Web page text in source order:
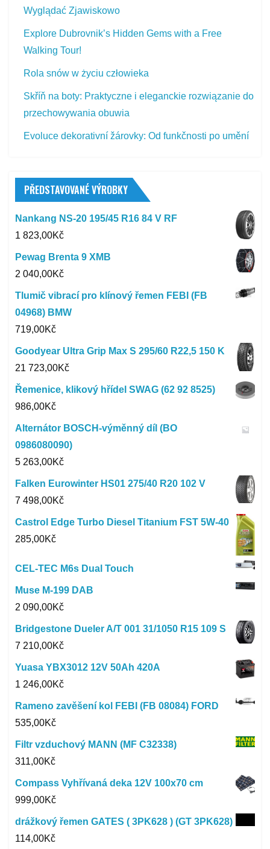
Wyglądać Zjawiskowo
Explore Dubrovnik’s Hidden Gems with a Free
Walking Tour!
Rola snów w życiu człowieka
Skříň na boty: Praktyczne i eleganckie rozwiązanie do
przechowywania obuwia
Evoluce dekorativní žárovky: Od funkčnosti po umění
PŘEDSTAVOVANÉ VÝROBKY
Nankang NS-20 195/45 R16 84 V RF
1 823,00Kč
Pewag Brenta 9 XMB
2 040,00Kč
Tlumič vibrací pro klínový řemen FEBI (FB
04968) BMW
719,00Kč
Goodyear Ultra Grip Max S 295/60 R22,5 150 K
21 723,00Kč
Řemenice, klikový hřídel SWAG (62 92 8525)
986,00Kč
Alternátor BOSCH-výměnný díl (BO
0986080090)
5 263,00Kč
Falken Eurowinter HS01 275/40 R20 102 V
7 498,00Kč
Castrol Edge Turbo Diesel Titanium FST 5W-40
285,00Kč
CEL-TEC M6s Dual Touch
Muse M-199 DAB
2 090,00Kč
Bridgestone Dueler A/T 001 31/1050 R15 109 S
7 210,00Kč
Yuasa YBX3012 12V 50Ah 420A
1 246,00Kč
Rameno zavěšení kol FEBI (FB 08084) FORD
535,00Kč
Filtr vzduchový MANN (MF C32338)
311,00Kč
Compass Vyhřívaná deka 12V 100x70 cm
999,00Kč
drážkový řemen GATES ( 3PK628 ) (GT 3PK628)
114,00Kč